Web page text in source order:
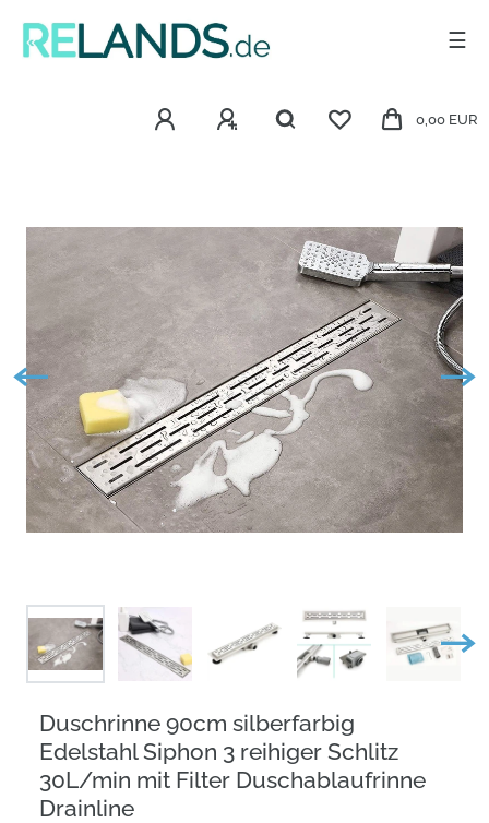
☰
0,00 EUR
Duschrinne 90cm silberfarbig
Edelstahl Siphon 3 reihiger Schlitz
30L/min mit Filter Duschablaufrinne
Drainline